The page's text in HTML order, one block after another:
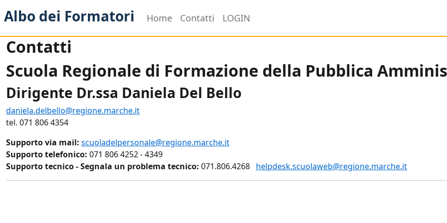
Albo dei Formatori Home Contatti LOGIN
Contatti
Scuola Regionale di Formazione della Pubblica
Dirigente Dr.ssa Daniela Del Bello
daniela.delbello@regione.marche.it
tel. 071 806 4354
Supporto via mail: scuoladelpersonale@regione.marche.it
Supporto telefonico: 071 806 4252 - 4349
Supporto tecnico - Segnala un problema tecnico: 071.806.4268 helpdesk.scuolaweb@regione.marche.it